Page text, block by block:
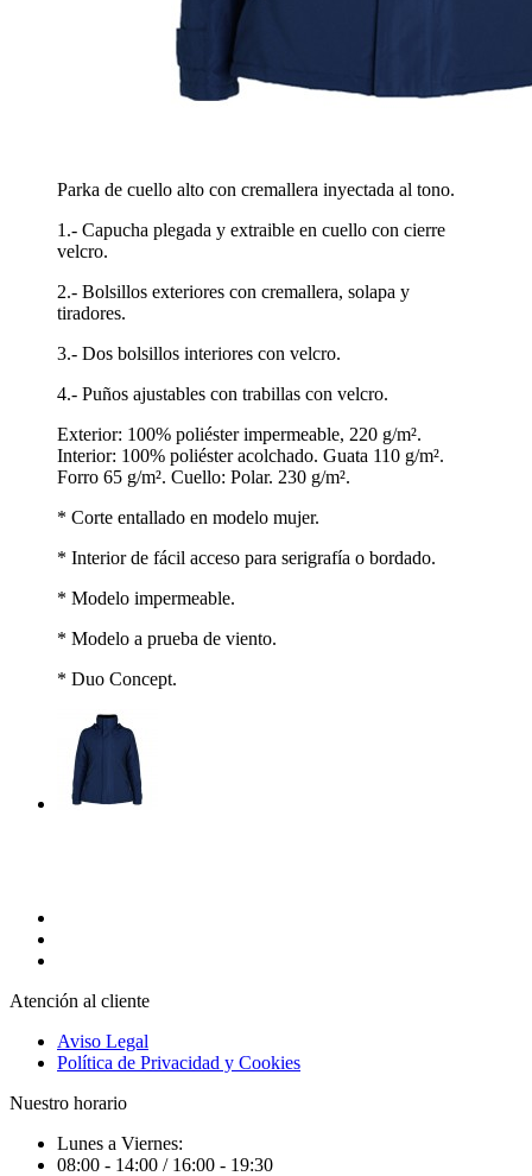
Parka de cuello alto con cremallera inyectada al tono.
1.- Capucha plegada y extraible en cuello con cierre
velcro.
2.- Bolsillos exteriores con cremallera, solapa y
tiradores.
3.- Dos bolsillos interiores con velcro.
4.- Puños ajustables con trabillas con velcro.
Exterior: 100% poliéster impermeable, 220 g/m².
Interior: 100% poliéster acolchado. Guata 110 g/m².
Forro 65 g/m². Cuello: Polar. 230 g/m².
* Corte entallado en modelo mujer.
* Interior de fácil acceso para serigrafía o bordado.
* Modelo impermeable.
* Modelo a prueba de viento.
* Duo Concept.
Atención al cliente
Aviso Legal
Política de Privacidad y Cookies
Nuestro horario
Lunes a Viernes:
08:00 - 14:00 / 16:00 - 19:30